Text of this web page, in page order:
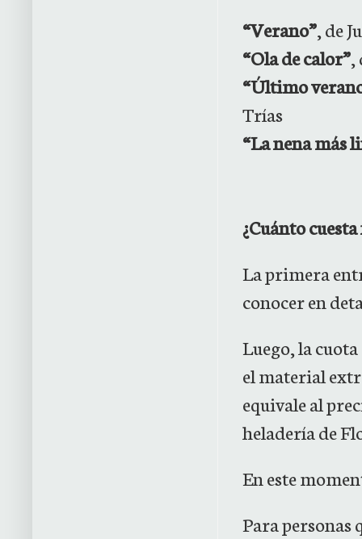
“Verano”, de
“Ola de calor”,
“Último
Trías
“La nena más
¿Cuánto
La primera
conocer en
Luego, la
el material
equivale al
heladería de
En este
Para personas